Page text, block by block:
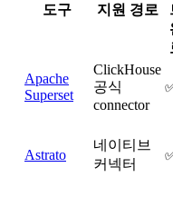
도구 지원 경로
Apache
Superset
ClickHouse
공식
connector
Astrato
네이티브
커넥터